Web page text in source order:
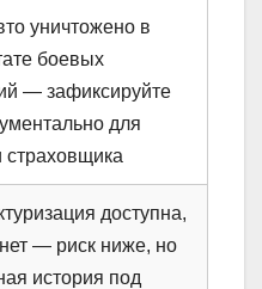
уничтожено в
боевых
— зафиксируйте
для
страховщика
доступна,
— риск ниже, но
история под